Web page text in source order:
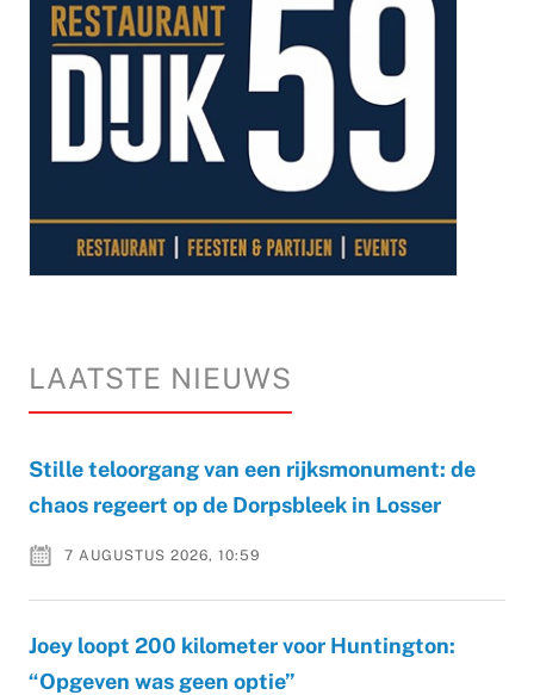
LAATSTE NIEUWS
Stille teloorgang van een rijksmonument: de
chaos regeert op de Dorpsbleek in Losser
7 AUGUSTUS 2026, 10:59
Joey loopt 200 kilometer voor Huntington:
“Opgeven was geen optie”